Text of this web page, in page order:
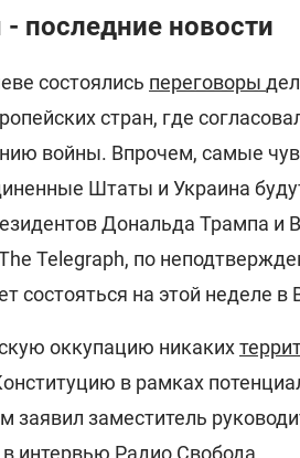
последние новости
состоялись переговоры
стран, где
войны. Впрочем, самые
Штаты и Украина
Дональда Трампа и
Telegraph, по
состояться на этой неделе в
оккупацию никаких
в рамках
заявил заместитель
интервью Радио Свобода